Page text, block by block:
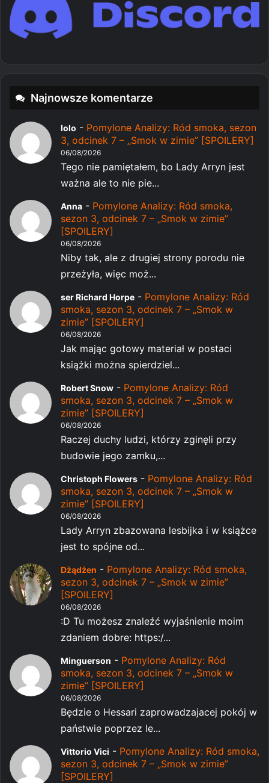
Najnowsze komentarze
lolo - Pomylone Analizy: Ród smoka, sezon
3, odcinek 7 – „Smok w zimie” [SPOILERY]
06/08/2026
Tego nie pamiętałem, bo Lady Arryn jest
ważna ale to nie pie...
Anna - Pomylone Analizy: Ród smoka,
sezon 3, odcinek 7 – „Smok w zimie”
[SPOILERY]
06/08/2026
Niby tak, ale z drugiej strony porodu nie
przeżyła, więc moż...
ser Richard Horpe - Pomylone Analizy: Ród
smoka, sezon 3, odcinek 7 – „Smok w
zimie” [SPOILERY]
06/08/2026
Jak mając gotowy materiał w postaci
książki można spierdziel...
Robert Snow - Pomylone Analizy: Ród
smoka, sezon 3, odcinek 7 – „Smok w
zimie” [SPOILERY]
06/08/2026
Raczej duchy ludzi, którzy zginęli przy
budowie jego zamku,...
Christoph Flowers - Pomylone Analizy: Ród
smoka, sezon 3, odcinek 7 – „Smok w
zimie” [SPOILERY]
06/08/2026
Lady Arryn zbazowana lesbijka i w książce
jest to spójne od...
Dżądżen - Pomylone Analizy: Ród smoka,
sezon 3, odcinek 7 – „Smok w zimie”
[SPOILERY]
06/08/2026
:D Tu możesz znaleźć wyjaśnienie moim
zdaniem dobre: https:/...
Minguerson - Pomylone Analizy: Ród
smoka, sezon 3, odcinek 7 – „Smok w
zimie” [SPOILERY]
06/08/2026
Będzie o Hessari zaprowadzajacej pokój w
państwie poprzez le...
Vittorio Vici - Pomylone Analizy: Ród smoka,
sezon 3, odcinek 7 – „Smok w zimie”
[SPOILERY]